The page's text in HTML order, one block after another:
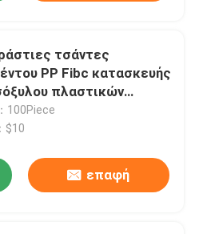
τσάντες
PP Fibc κατασκευής
πλαστικών
τόνου
100Piece
$10
επαφή